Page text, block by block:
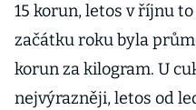
15 korun, letos v říjnu to
začátku roku byla
korun za kilogram. U
nejvýrazněji, letos od